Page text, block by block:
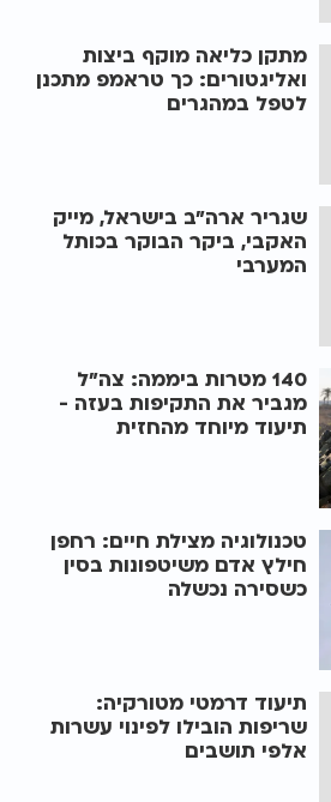
מתקן כליאה מוקף ביצות
ואליגטורים: כך טראמפ מתכנן
לטפל במהגרים
שגריר ארה"ב בישראל, מייק
האקבי, ביקר הבוקר בכותל
המערבי
140 מטרות ביממה: צה"ל
מגביר את התקיפות בעזה -
תיעוד מיוחד מהחזית
טכנולוגיה מצילת חיים: רחפן
חילץ אדם משיטפונות בסין
כשסירה נכשלה
תיעוד דרמטי מטורקיה:
שריפות הובילו לפינוי עשרות
אלפי תושבים